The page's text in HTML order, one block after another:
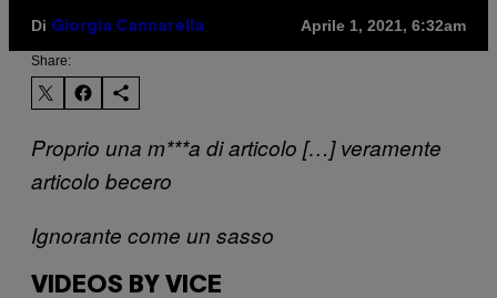
Di Giorgia Cannarella Aprile 1, 2021, 6:32am
Share:
Proprio una m***a di articolo […] veramente
articolo becero
Ignorante come un sasso
VIDEOS BY VICE